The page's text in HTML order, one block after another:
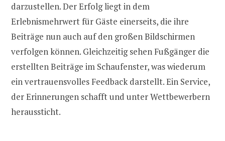
darzustellen. Der Erfolg liegt in dem
Erlebnismehrwert für Gäste einerseits, die ihre
Beiträge nun auch auf den großen Bildschirmen
verfolgen können. Gleichzeitig sehen Fußgänger die
erstellten Beiträge im Schaufenster, was wiederum
ein vertrauensvolles Feedback darstellt. Ein Service,
der Erinnerungen schafft und unter Wettbewerbern
heraussticht.